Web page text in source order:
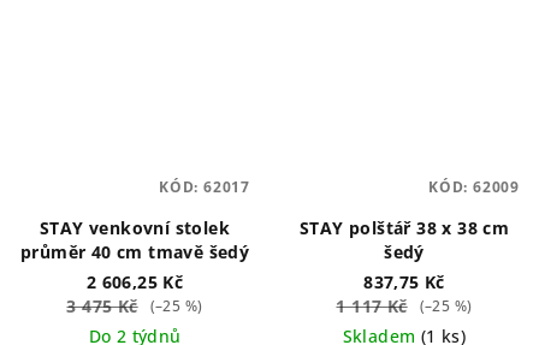
STAY venkovní stolek
průměr 40 cm tmavě šedý
2 606,25 Kč
3 475 Kč
(–25 %)
Do 2 týdnů
KÓD: 62017
STAY polštář 38 x 38 cm
šedý
837,75 Kč
1 117 Kč
(–25 %)
Skladem (1 ks)
KÓD: 62009